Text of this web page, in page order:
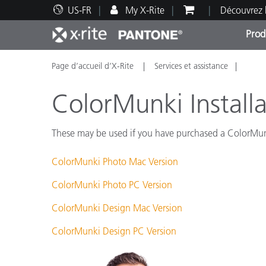
US-FR My X-Rite
Top Produits
Impression et Emballage
Automobile
Assistance technique
Ressources éducatives
Page d’accueil d’X-Rite Services et assistance
ColorMunki
These may be used if you have purchased a
ColorMunki Photo Mac Version
ColorMunki Photo PC Version
ColorMunki Design Mac Version
ColorMunki Design PC Version